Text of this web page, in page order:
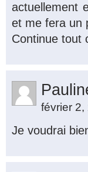
actuellement
et me fera un
Continue tout
février 2,
Je voudrai